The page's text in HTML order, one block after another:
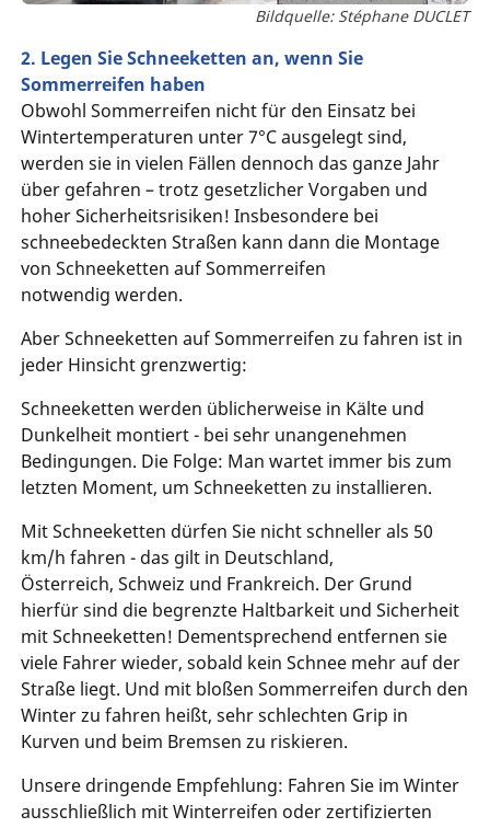
Bildquelle: Stéphane DUCLET
2. Legen Sie Schneeketten an, wenn Sie
Sommerreifen haben
Obwohl Sommerreifen nicht für den Einsatz bei
Wintertemperaturen unter 7°C ausgelegt sind,
werden sie in vielen Fällen dennoch das ganze Jahr
über gefahren – trotz gesetzlicher Vorgaben und
hoher Sicherheitsrisiken! Insbesondere bei
schneebedeckten Straßen kann dann die Montage
von Schneeketten auf Sommerreifen
notwendig werden.
Aber Schneeketten auf Sommerreifen zu fahren ist in
jeder Hinsicht grenzwertig:
Schneeketten werden üblicherweise in Kälte und
Dunkelheit montiert - bei sehr unangenehmen
Bedingungen. Die Folge: Man wartet immer bis zum
letzten Moment, um Schneeketten zu installieren.
Mit Schneeketten dürfen Sie nicht schneller als 50
km/h fahren - das gilt in Deutschland,
Österreich, Schweiz und Frankreich. Der Grund
hierfür sind die begrenzte Haltbarkeit und Sicherheit
mit Schneeketten! Dementsprechend entfernen sie
viele Fahrer wieder, sobald kein Schnee mehr auf der
Straße liegt. Und mit bloßen Sommerreifen durch den
Winter zu fahren heißt, sehr schlechten Grip in
Kurven und beim Bremsen zu riskieren.
Unsere dringende Empfehlung: Fahren Sie im Winter
ausschließlich mit Winterreifen oder zertifizierten